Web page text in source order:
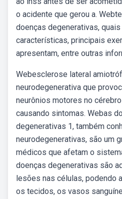
o acidente que gerou a.
doenças degenerativas,
características, principais
apresentam, entre outras
Webesclerose lateral
neurodegenerativa que
neurônios motores no
causando sintomas. Webas
degenerativas 1, também
neurodegenerativas, são um
médicos que afetam o
doenças degenerativas são
lesões nas células, podendo
os tecidos, os vasos